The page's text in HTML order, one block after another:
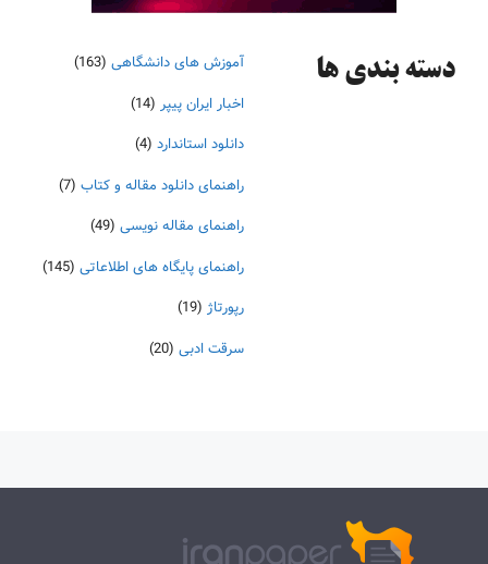
دسته‌ بندی ها آموزش های دانشگاهی (163)
اخبار ایران پیپر (14)
دانلود استاندارد (4)
راهنمای دانلود مقاله و کتاب (7)
راهنمای مقاله نویسی (49)
راهنمای پایگاه های اطلاعاتی (145)
رپورتاژ (19)
سرقت ادبی (20)